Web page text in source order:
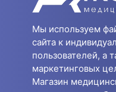
Мы используем
сайта к
пользователей, а
маркетинговых
Магазин